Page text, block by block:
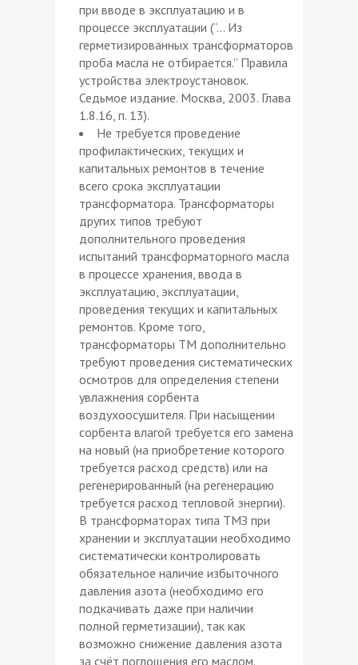
при вводе в эксплуатацию и в
процессе эксплуатации (“… Из
герметизированных трансформаторов
проба масла не отбирается.” Правила
устройства электроустановок.
Седьмое издание. Москва, 2003. Глава
1.8.16, п. 13).
Не требуется проведение
профилактических, текущих и
капитальных ремонтов в течение
всего срока эксплуатации
трансформатора. Трансформаторы
других типов требуют
дополнительного проведения
испытаний трансформаторного масла
в процессе хранения, ввода в
эксплуатацию, эксплуатации,
проведения текущих и капитальных
ремонтов. Кроме того,
трансформаторы ТМ дополнительно
требуют проведения систематических
осмотров для определения степени
увлажнения сорбента
воздухоосушителя. При насыщении
сорбента влагой требуется его замена
на новый (на приобретение которого
требуется расход средств) или на
регенерированный (на регенерацию
требуется расход тепловой энергии).
В трансформаторах типа ТМЗ при
хранении и эксплуатации необходимо
систематически контролировать
обязательное наличие избыточного
давления азота (необходимо его
подкачивать даже при наличии
полной герметизации), так как
возможно снижение давления азота
за счёт поглощения его маслом.